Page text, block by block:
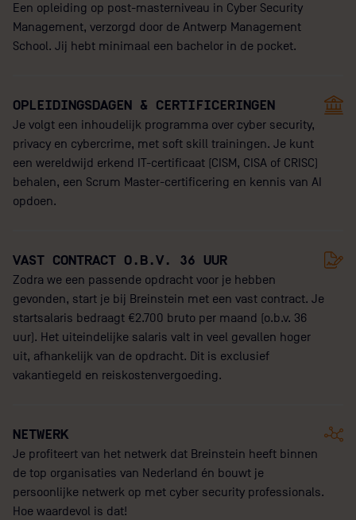
Een opleiding op post-masterniveau in Cyber Security
Management, verzorgd door de Antwerp Management
School. Jij hebt minimaal een bachelor in de pocket.
OPLEIDINGSDAGEN & CERTIFICERINGEN
Je volgt een inhoudelijk programma over cyber security,
privacy en cybercrime, met soft skill trainingen. Je kunt
een wereldwijd erkend IT-certificaat (CISM, CISA of CRISC)
behalen, een Scrum Master-certificering en kennis van AI
opdoen.
VAST CONTRACT O.B.V. 36 UUR
Zodra we een passende opdracht voor je hebben
gevonden, start je bij Breinstein met een vast contract. Je
startsalaris bedraagt €2.700 bruto per maand (o.b.v. 36
uur). Het uiteindelijke salaris valt in veel gevallen hoger
uit, afhankelijk van de opdracht. Dit is exclusief
vakantiegeld en reiskostenvergoeding.
NETWERK
Je profiteert van het netwerk dat Breinstein heeft binnen
de top organisaties van Nederland én bouwt je
persoonlijke netwerk op met cyber security professionals.
Hoe waardevol is dat!